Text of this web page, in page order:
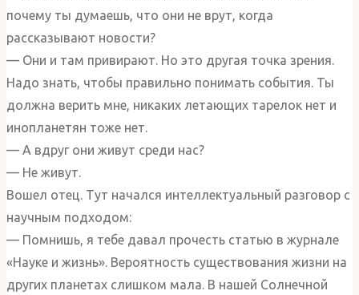
почему ты думаешь, что они не врут, когда
рассказывают новости?
— Они и там привирают. Но это другая точка зрения.
Надо знать, чтобы правильно понимать события. Ты
должна верить мне, никаких летающих тарелок нет и
инопланетян тоже нет.
— А вдруг они живут среди нас?
— Не живут.
Вошел отец. Тут начался интеллектуальный разговор с
научным подходом:
— Помнишь, я тебе давал прочесть статью в журнале
«Науке и жизнь». Вероятность существования жизни на
других планетах слишком мала. В нашей Солнечной